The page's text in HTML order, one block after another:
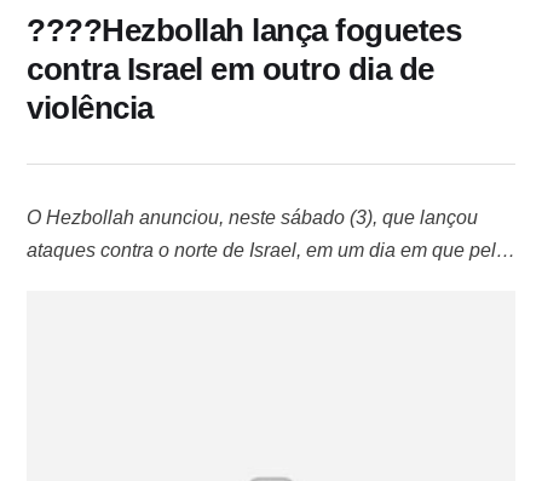
????Hezbollah lança foguetes
contra Israel em outro dia de
violência
O Hezbollah anunciou, neste sábado (3), que lançou
ataques contra o norte de Israel, em um dia em que pelo